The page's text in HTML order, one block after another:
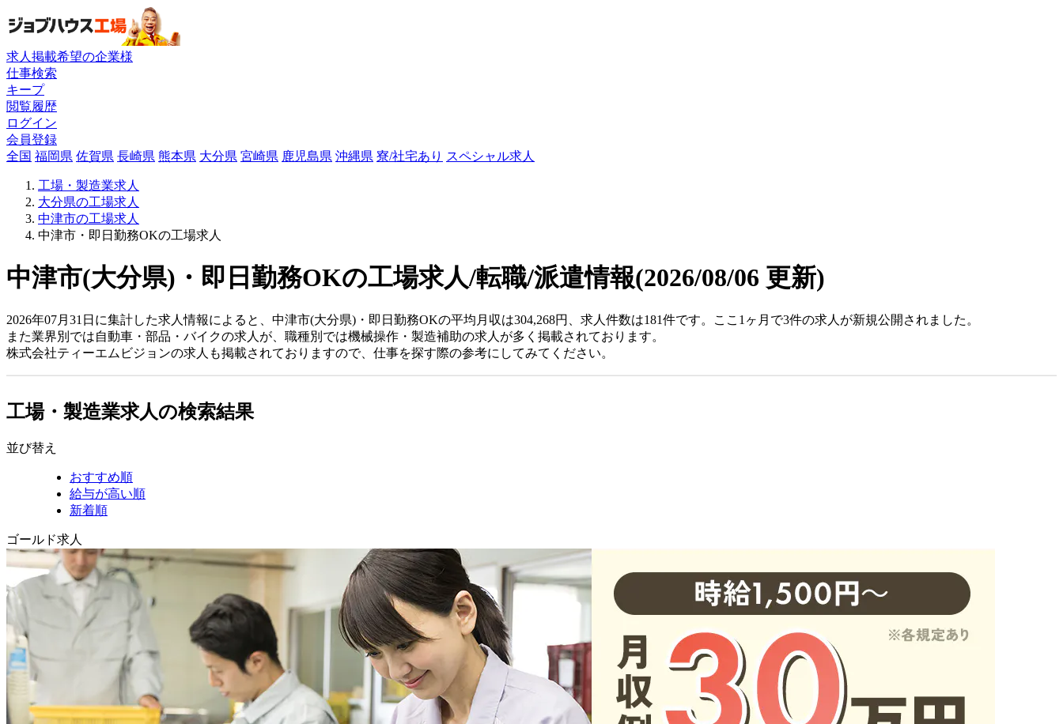
求人掲載希望の企業様
仕事検索
キープ
閲覧履歴
ログイン
会員登録
全国 福岡県 佐賀県 長崎県 熊本県 大分県 宮崎県 鹿児島県 沖縄県 寮/社宅あり スペシャル求人
工場・製造業求人
大分県の工場求人
中津市の工場求人
中津市・即日勤務OKの工場求人
中津市(大分県)・即日勤務OKの工場求人/転職/派遣情報(2026/08/06 更新)
2026年07月31日に集計した求人情報によると、中津市(大分県)・即日勤務OKの平均月収は304,268円、求人件数は181件です。ここ1ヶ月で3件の求人が新規公開されました。
また業界別では自動車・部品・バイクの求人が、職種別では機械操作・製造補助の求人が多く掲載されております。
株式会社ティーエムビジョンの求人も掲載されておりますので、仕事を探す際の参考にしてみてください。
工場・製造業求人の検索結果
並び替え
おすすめ順
給与が高い順
新着順
ゴールド求人